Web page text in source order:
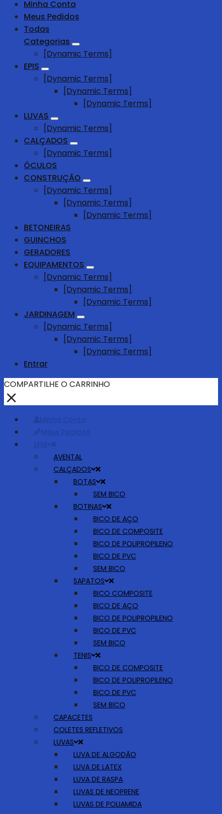
Minha Conta
Meus Pedidos
Todas
Categorias
[Dynamic Terms]
EPIS
[Dynamic Terms]
[Dynamic Terms]
[Dynamic Terms]
LUVAS
[Dynamic Terms]
CALÇADOS
[Dynamic Terms]
ÓCULOS
CONSTRUÇÃO
[Dynamic Terms]
[Dynamic Terms]
[Dynamic Terms]
BETONEIRAS
GUINCHOS
GERADORES
EQUIPAMENTOS
[Dynamic Terms]
[Dynamic Terms]
[Dynamic Terms]
JARDINAGEM
[Dynamic Terms]
[Dynamic Terms]
[Dynamic Terms]
Entrar
COMPARTILHE O CARRINHO
Minha Conta
Meus Pedidos
EPIS
AVENTAL
CALÇADOS
BOTAS
SEM BICO
BOTINAS
BICO DE AÇO
BICO DE COMPOSITE
BICO DE POLIPROPILENO
BICO DE PVC
SEM BICO
SAPATOS
BICO COMPOSITE
BICO DE AÇO
BICO DE POLIPROPILENO
BICO DE PVC
SEM BICO
TENIS
BICO DE COMPOSITE
BICO DE POLIPROPILENO
BICO DE PVC
SEM BICO
CAPACETES
COLETES REFLETIVOS
LUVAS
LUVA DE ALGODÃO
LUVA DE LATEX
LUVA DE RASPA
LUVAS DE NEOPRENE
LUVAS DE POLIAMIDA